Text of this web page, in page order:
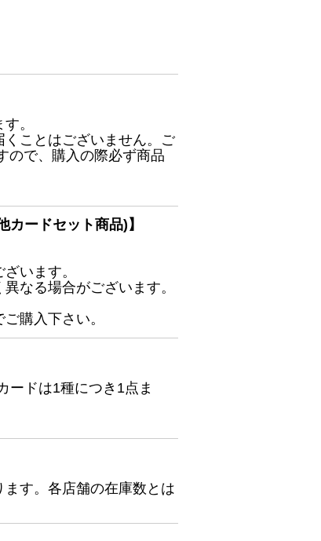
。
ことはございません。ご
ので、購入の際必ず商品
カードセット商品)】
います。
なる場合がございます。
購入下さい。
ードは1種につき1点ま
す。各店舗の在庫数とは